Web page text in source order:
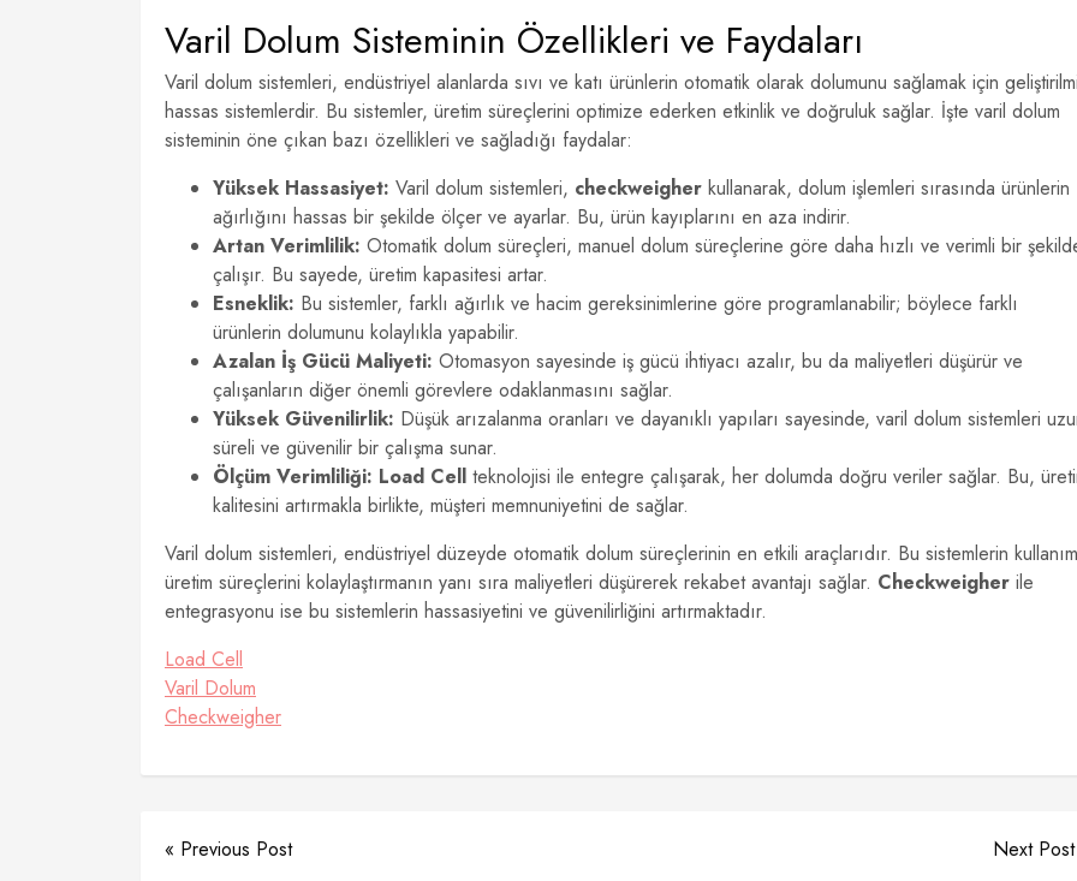
Varil Dolum Sisteminin Özellikleri ve Faydaları
Varil dolum sistemleri, endüstriyel alanlarda sıvı ve katı ürünlerin otomatik olarak dolumunu sağlamak için
hassas sistemlerdir. Bu sistemler, üretim süreçlerini optimize ederken etkinlik ve doğruluk sağlar. İşte varil dolum
sisteminin öne çıkan bazı özellikleri ve sağladığı faydalar:
Yüksek Hassasiyet: Varil dolum sistemleri, checkweigher kullanarak, dolum işlemleri sırasında ürünlerin
ağırlığını hassas bir şekilde ölçer ve ayarlar. Bu, ürün kayıplarını en aza indirir.
Artan Verimlilik: Otomatik dolum süreçleri, manuel dolum süreçlerine göre daha hızlı ve verimli bir
çalışır. Bu sayede, üretim kapasitesi artar.
Esneklik: Bu sistemler, farklı ağırlık ve hacim gereksinimlerine göre programlanabilir; böylece farklı
ürünlerin dolumunu kolaylıkla yapabilir.
Azalan İş Gücü Maliyeti: Otomasyon sayesinde iş gücü ihtiyacı azalır, bu da maliyetleri düşürür ve
çalışanların diğer önemli görevlere odaklanmasını sağlar.
Yüksek Güvenilirlik: Düşük arızalanma oranları ve dayanıklı yapıları sayesinde, varil dolum sistemleri
süreli ve güvenilir bir çalışma sunar.
Ölçüm Verimliliği: Load Cell teknolojisi ile entegre çalışarak, her dolumda doğru veriler sağlar. Bu,
kalitesini artırmakla birlikte, müşteri memnuniyetini de sağlar.
Varil dolum sistemleri, endüstriyel düzeyde otomatik dolum süreçlerinin en etkili araçlarıdır. Bu sistemlerin
üretim süreçlerini kolaylaştırmanın yanı sıra maliyetleri düşürerek rekabet avantajı sağlar. Checkweigher ile
entegrasyonu ise bu sistemlerin hassasiyetini ve güvenilirliğini artırmaktadır.
Load Cell
Varil Dolum
Checkweigher
« Previous Post Next